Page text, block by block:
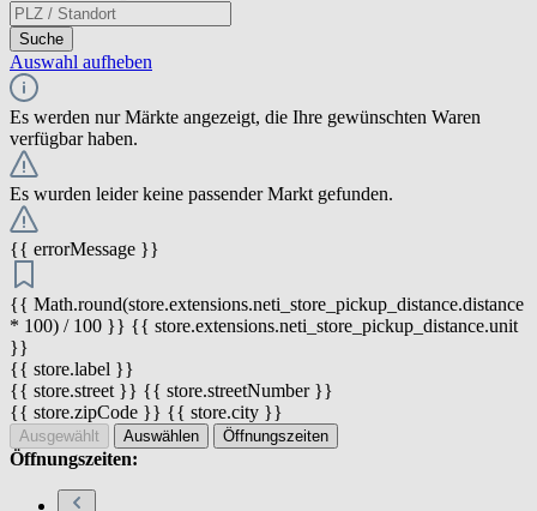
Suche
Auswahl aufheben
Es werden nur Märkte angezeigt, die Ihre gewünschten Waren
verfügbar haben.
Es wurden leider keine passender Markt gefunden.
{{ errorMessage }}
{{ Math.round(store.extensions.neti_store_pickup_distance.distance
* 100) / 100 }} {{ store.extensions.neti_store_pickup_distance.unit
}}
{{ store.label }}
{{ store.street }} {{ store.streetNumber }}
{{ store.zipCode }} {{ store.city }}
Ausgewählt Auswählen Öffnungszeiten
Öffnungszeiten: